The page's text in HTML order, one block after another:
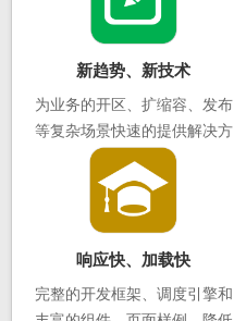
新趋势、新技术
为业务的开区、扩缩容、发布
等复杂场景快速的提供解决方
案，助您轻松实现一站式调度
响应快、加载快
完整的开发框架、调度引擎和